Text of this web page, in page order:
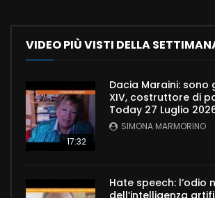
VIDEO PIÙ VISTI DELLA
17:32
Dacia Maraini: sono
XIV, costruttore di
Today 27 Luglio
SIMONA MARMORINO
Hate speech: l’odio